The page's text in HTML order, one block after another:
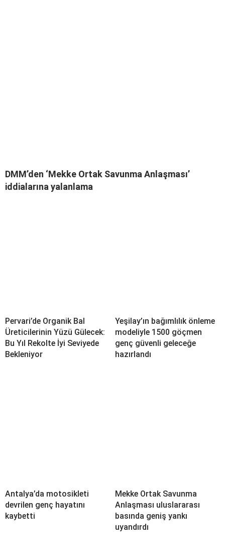
DMM’den ‘Mekke Ortak Savunma Anlaşması’
iddialarına yalanlama
Pervari’de Organik Bal
Üreticilerinin Yüzü Gülecek:
Bu Yıl Rekolte İyi Seviyede
Bekleniyor
Yeşilay’ın bağımlılık önleme
modeliyle 1500 göçmen
genç güvenli geleceğe
hazırlandı
Antalya’da motosikleti
devrilen genç hayatını
kaybetti
Mekke Ortak Savunma
Anlaşması uluslararası
basında geniş yankı
uyandırdı